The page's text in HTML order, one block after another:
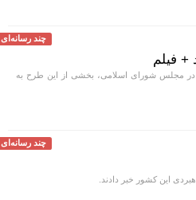
چند رسانه‌ای
فیلم
در مجلس شورای اسلامی، بخشی از این طرح به
چند رسانه‌ای
این کشور خبر دادند.